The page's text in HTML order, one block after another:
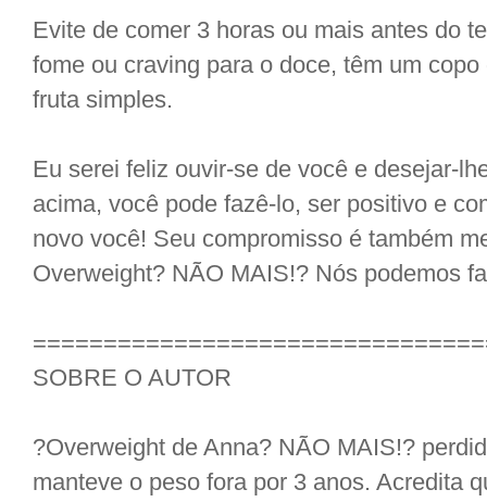
Evite de comer 3 horas ou mais antes do
fome ou craving para o doce, têm um
fruta simples.
Eu serei feliz ouvir-se de você e desejar-
acima, você pode fazê-lo, ser positivo e
novo você! Seu compromisso é também
Overweight? NÃO MAIS!? Nós podemos
SOBRE O AUTOR
?Overweight de Anna? NÃO MAIS!?
manteve o peso fora por 3 anos. Acredita